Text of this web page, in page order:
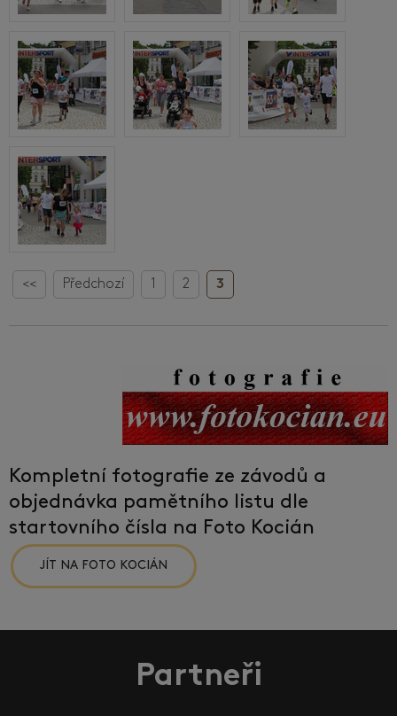
<< Předchozí 1 2 3
Kompletní fotografie ze závodů a
objednávka pamětního listu dle
startovního čísla na Foto Kocián
JÍT NA FOTO KOCIÁN
Partneři